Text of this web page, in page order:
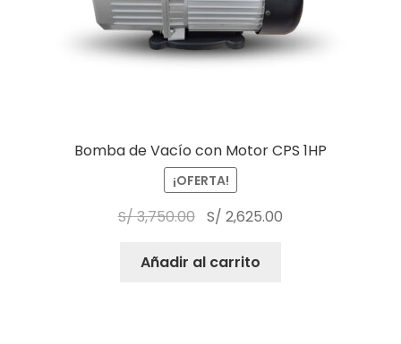
Bomba de Vacío con Motor CPS 1HP
¡OFERTA!
S/3,750.00 S/ 2,625.00
Añadir al carrito